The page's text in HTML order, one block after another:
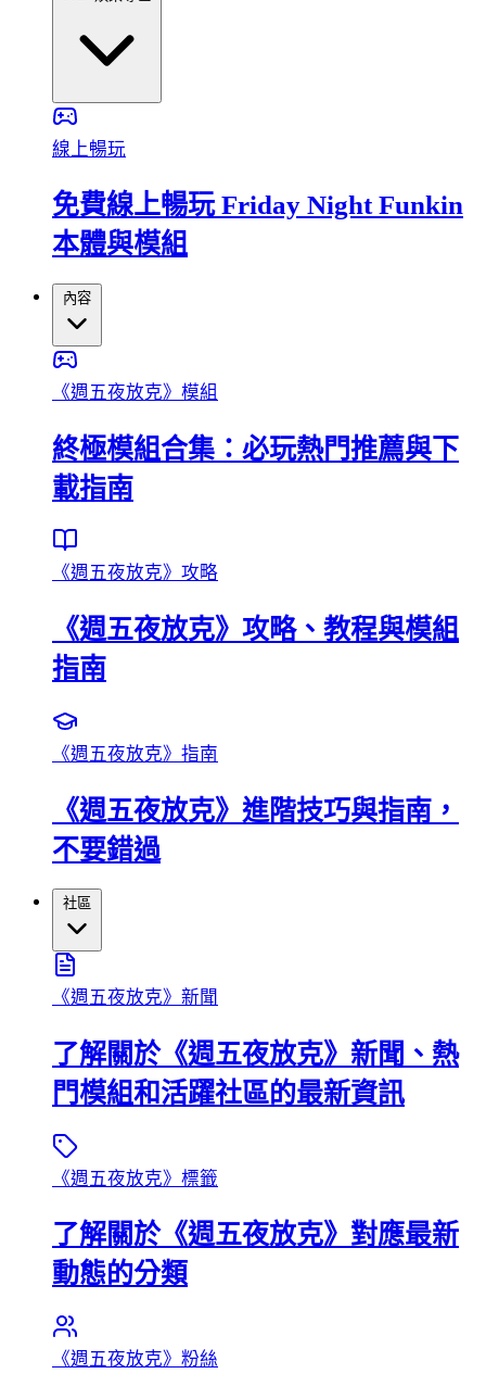
線上暢玩
免費線上暢玩 Friday Night Funkin
本體與模組
《週五夜放克》模組
終極模組合集：必玩熱門推薦與下
載指南
《週五夜放克》攻略
《週五夜放克》攻略、教程與模組
指南
《週五夜放克》指南
《週五夜放克》進階技巧與指南，
不要錯過
《週五夜放克》新聞
了解關於《週五夜放克》新聞、熱
門模組和活躍社區的最新資訊
《週五夜放克》標籤
了解關於《週五夜放克》對應最新
動態的分類
《週五夜放克》粉絲